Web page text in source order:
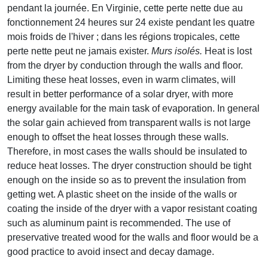
pendant la journée. En Virginie, cette perte nette due au
fonctionnement 24 heures sur 24 existe pendant les quatre
mois froids de l'hiver ; dans les régions tropicales, cette
perte nette peut ne jamais exister. Murs isolés. Heat is lost
from the dryer by conduction through the walls and floor.
Limiting these heat losses, even in warm climates, will
result in better performance of a solar dryer, with more
energy available for the main task of evaporation. In general
the solar gain achieved from transparent walls is not large
enough to offset the heat losses through these walls.
Therefore, in most cases the walls should be insulated to
reduce heat losses. The dryer construction should be tight
enough on the inside so as to prevent the insulation from
getting wet. A plastic sheet on the inside of the walls or
coating the inside of the dryer with a vapor resistant coating
such as aluminum paint is recommended. The use of
preservative treated wood for the walls and floor would be a
good practice to avoid insect and decay damage.